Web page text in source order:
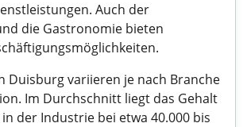
Auch der
die Gastronomie bieten
Duisburg variieren je nach Branche
Im Durchschnitt liegt das Gehalt
der Industrie bei etwa 40.000 bis